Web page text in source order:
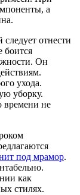
а
отнести
боится
Он
ухода.
уборку.
времени не
под мрамор.
как
стилях.